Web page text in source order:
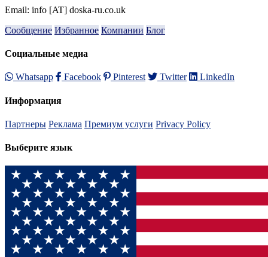
Email: info [AT] doska-ru.co.uk
Сообщение Избранное Компании Блог
Социальные медиа
Whatsapp Facebook Pinterest Twitter LinkedIn
Информация
Партнеры Реклама Премиум услуги Privacy Policy
Выберите язык